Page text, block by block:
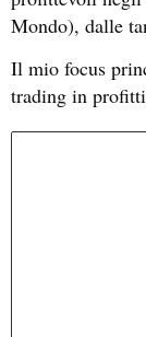
Mondo), dalle
Il mio focus
trading in profitti